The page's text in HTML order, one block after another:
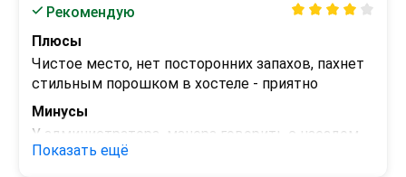
Рекомендую
Плюсы
Чистое место, нет посторонних запахов, пахнет
стильным порошком в хостеле - приятно
Минусы
У администратора  манера говорить с наездом,
предполагаю, она не замечает, но это очень
Показать ещё